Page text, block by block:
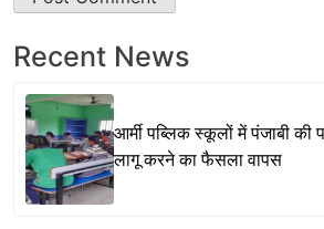
Recent News
आर्मी पब्लिक स्कूलों में पंजाबी की
लागू करने का फैसला वापस